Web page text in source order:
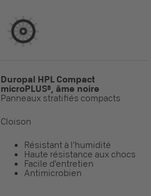
Duropal HPL Compact
microPLUS®, âme noire
Panneaux stratifiés compacts
Cloison
Résistant à l'humidité
Haute résistance aux chocs
Facile d'entretien
Antimicrobien